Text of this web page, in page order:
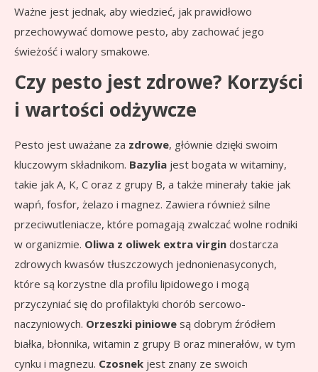
Ważne jest jednak, aby wiedzieć, jak prawidłowo
przechowywać domowe pesto, aby zachować jego
świeżość i walory smakowe.
Czy pesto jest zdrowe? Korzyści
i wartości odżywcze
Pesto jest uważane za zdrowe, głównie dzięki swoim
kluczowym składnikom. Bazylia jest bogata w witaminy,
takie jak A, K, C oraz z grupy B, a także minerały takie jak
wapń, fosfor, żelazo i magnez. Zawiera również silne
przeciwutleniacze, które pomagają zwalczać wolne rodniki
w organizmie. Oliwa z oliwek extra virgin dostarcza
zdrowych kwasów tłuszczowych jednonienasyconych,
które są korzystne dla profilu lipidowego i mogą
przyczyniać się do profilaktyki chorób sercowo-
naczyniowych. Orzeszki piniowe są dobrym źródłem
białka, błonnika, witamin z grupy B oraz minerałów, w tym
cynku i magnezu. Czosnek jest znany ze swoich